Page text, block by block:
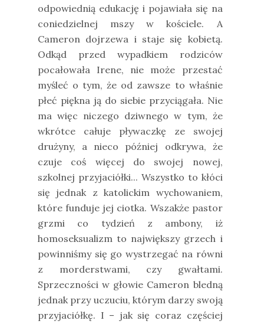
odpowiednią edukację i pojawiała się na
coniedzielnej mszy w kościele. A
Cameron dojrzewa i staje się kobietą.
Odkąd przed wypadkiem rodziców
pocałowała Irene, nie może przestać
myśleć o tym, że od zawsze to właśnie
płeć piękna ją do siebie przyciągała. Nie
ma więc niczego dziwnego w tym, że
wkrótce całuje pływaczkę ze swojej
drużyny, a nieco później odkrywa, że
czuje coś więcej do swojej nowej,
szkolnej przyjaciółki... Wszystko to kłóci
się jednak z katolickim wychowaniem,
które funduje jej ciotka. Wszakże pastor
grzmi co tydzień z ambony, iż
homoseksualizm to największy grzech i
powinniśmy się go wystrzegać na równi
z morderstwami, czy gwałtami.
Sprzeczności w głowie Cameron bledną
jednak przy uczuciu, którym darzy swoją
przyjaciółkę. I – jak się coraz częściej